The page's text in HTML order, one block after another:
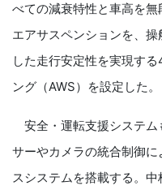
べての減衰特性と車高を
エアサスペンションを、
した走行安定性を実現する
ング（AWS）を設定した。
安全・運転支援システム
サーやカメラの統合制御
スシステムを搭載する。